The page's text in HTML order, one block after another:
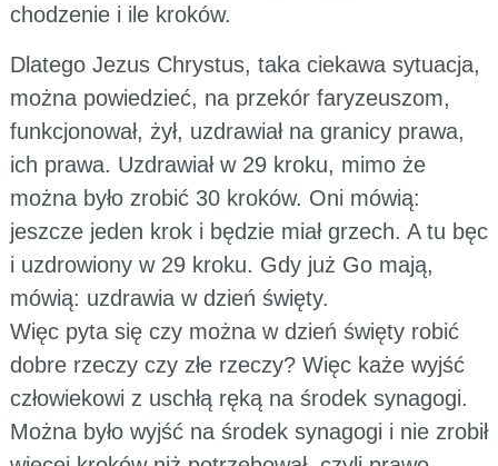
chodzenie i ile kroków.
Dlatego Jezus Chrystus, taka ciekawa sytuacja,
można powiedzieć, na przekór faryzeuszom,
funkcjonował, żył, uzdrawiał na granicy prawa,
ich prawa. Uzdrawiał w 29 kroku, mimo że
można było zrobić 30 kroków. Oni mówią:
jeszcze jeden krok i będzie miał grzech. A tu bęc
i uzdrowiony w 29 kroku. Gdy już Go mają,
mówią: uzdrawia w dzień święty.
Więc pyta się czy można w dzień święty robić
dobre rzeczy czy złe rzeczy? Więc każe wyjść
człowiekowi z uschłą ręką na środek synagogi.
Można było wyjść na środek synagogi i nie zrobił